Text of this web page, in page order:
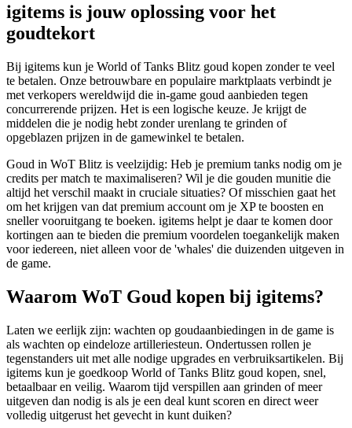
igitems is jouw oplossing voor het
goudtekort
Bij igitems kun je World of Tanks Blitz goud kopen zonder te veel
te betalen. Onze betrouwbare en populaire marktplaats verbindt je
met verkopers wereldwijd die in-game goud aanbieden tegen
concurrerende prijzen. Het is een logische keuze. Je krijgt de
middelen die je nodig hebt zonder urenlang te grinden of
opgeblazen prijzen in de gamewinkel te betalen.
Goud in WoT Blitz is veelzijdig: Heb je premium tanks nodig om je
credits per match te maximaliseren? Wil je die gouden munitie die
altijd het verschil maakt in cruciale situaties? Of misschien gaat het
om het krijgen van dat premium account om je XP te boosten en
sneller vooruitgang te boeken. igitems helpt je daar te komen door
kortingen aan te bieden die premium voordelen toegankelijk maken
voor iedereen, niet alleen voor de 'whales' die duizenden uitgeven in
de game.
Waarom WoT Goud kopen bij igitems?
Laten we eerlijk zijn: wachten op goudaanbiedingen in de game is
als wachten op eindeloze artilleriesteun. Ondertussen rollen je
tegenstanders uit met alle nodige upgrades en verbruiksartikelen. Bij
igitems kun je goedkoop World of Tanks Blitz goud kopen, snel,
betaalbaar en veilig. Waarom tijd verspillen aan grinden of meer
uitgeven dan nodig is als je een deal kunt scoren en direct weer
volledig uitgerust het gevecht in kunt duiken?